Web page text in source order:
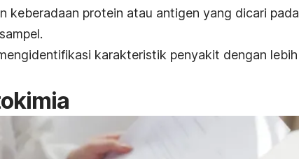
keberadaan protein atau antigen yang dicari pada
karakteristik penyakit dengan lebih